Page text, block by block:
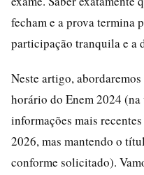
fecham e a prova termina
participação tranquila e a
Neste artigo,
horário do Enem 2024 (na
informações mais
2026, mas mantendo o
conforme solicitado).